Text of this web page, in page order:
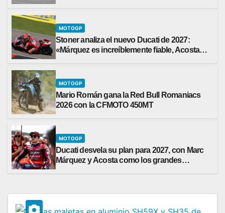
MOTOGP
Stoner analiza el nuevo Ducati de 2027:
«Márquez es increíblemente fiable, Acosta
MOTOGP
Mario Román gana la Red Bull Romaniacs
2026 con la CFMOTO 450MT
MOTOGP
Ducati desvela su plan para 2027, con Marc
Márquez y Acosta como los grandes